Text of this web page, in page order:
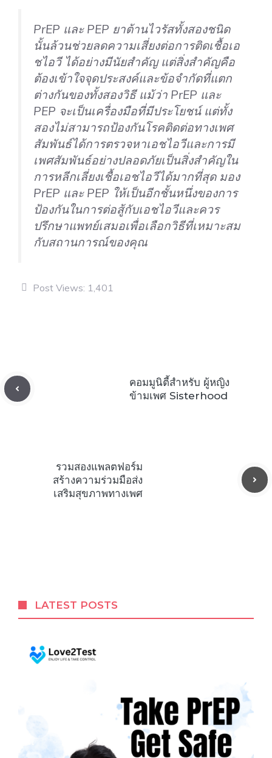
PrEP และ PEP ยาต้านไวรัสทั้งสองชนิด
นั้นล้วนช่วยลดความเสี่ยงต่อการติดเชื้อเอ
ชไอวี ได้อย่างมีนัยสำคัญ แต่สิ่งสำคัญคือ
ต้องเข้าใจจุดประสงค์และข้อจำกัดที่แตก
ต่างกันของทั้งสองวิธี แม้ว่า PrEP และ
PEP จะเป็นเครื่องมือที่มีประโยชน์ แต่ทั้ง
สองไม่สามารถป้องกันโรคติดต่อทางเพศ
สัมพันธ์ได้การตรวจหาเอชไอวีและการมี
เพศสัมพันธ์อย่างปลอดภัยเป็นสิ่งสำคัญใน
การหลีกเลี่ยงเชื้อเอชไอวีได้มากที่สุด มอง
PrEP และ PEP ให้เป็นอีกชั้นหนึ่งของการ
ป้องกันในการต่อสู้กับเอชไอวีและควร
ปรึกษาแพทย์เสมอเพื่อเลือกวิธีที่เหมาะสม
กับสถานการณ์ของคุณ
Post Views: 1,401
คอมมูนิตี้สำหรับ ผู้หญิง
ข้ามเพศ Sisterhood
รวมสองแพลตฟอร์ม
สร้างความร่วมมือส่ง
เสริมสุขภาพทางเพศ
LATEST POSTS